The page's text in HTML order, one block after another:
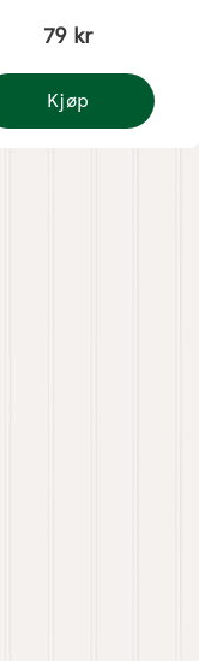
79 kr
Kjøp
stall
nå så kommer julen